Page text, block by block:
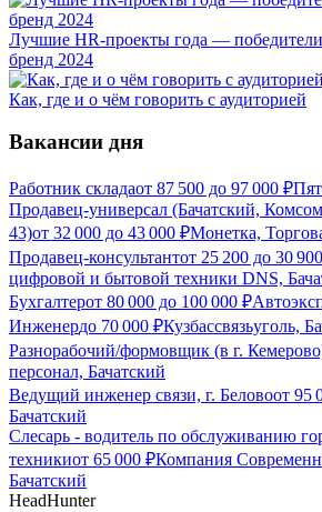
Лучшие HR-проекты года —
бренд 2024
Как, где и о чём говорить с аудиторией
Вакансии дня
Работник складаот 87 500 до 97 000 ₽
Продавец-универсал (Бачатский,
43)от 32 000 до 43 000 ₽Монетка,
Продавец-консультантот 25 200 до 30 900
цифровой и бытовой техники DNS,
Бухгалтерот 80 000 до 100 000 ₽
Инженердо 70 000 ₽Кузбассвязьуголь,
Разнорабочий/формовщик (в г.
персонал, Бачатский
Ведущий инженер связи, г. Беловоот 95
Бачатский
Слесарь - водитель по обслуживанию
техникиот 65 000 ₽Компания
Бачатский
HeadHunter